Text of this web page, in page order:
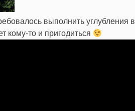
выполнить углубления
кому-то и пригодиться